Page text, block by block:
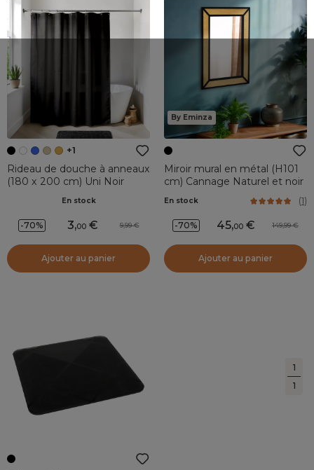
1
1
+1
Rideau de douche à anneaux
(180 x 200 cm) Uni Noir
En stock
-70% 3,00 9,99
Ajouter au panier
By Eminza
Miroir mural en métal (H101
cm) Cannage Naturel et noir
En stock (1)
-70% 45,00 149,99
Ajouter au panier